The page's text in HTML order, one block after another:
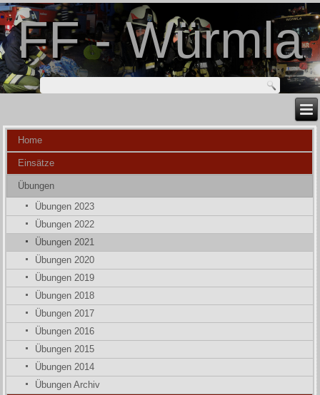
FF - Würmla
Home
Einsätze
Übungen
Übungen 2023
Übungen 2022
Übungen 2021
Übungen 2020
Übungen 2019
Übungen 2018
Übungen 2017
Übungen 2016
Übungen 2015
Übungen 2014
Übungen Archiv